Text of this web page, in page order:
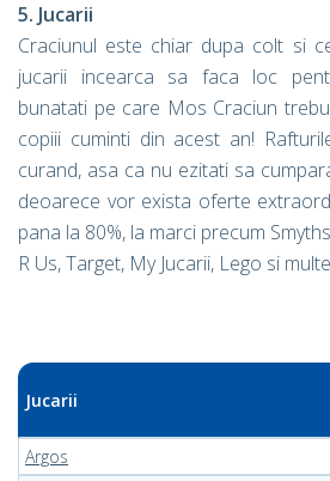
5. Jucarii
Craciunul este chiar dupa colt si
jucarii incearca sa faca loc
bunatati pe care Mos Craciun
copiii cuminti din acest an!
curand, asa ca nu ezitati sa
deoarece vor exista oferte
pana la 80%, la marci precum
R Us, Target, My Jucarii, Lego si
Jucarii
Argos